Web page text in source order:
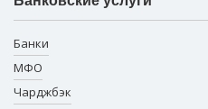
Банки
МФО
Чарджбэк